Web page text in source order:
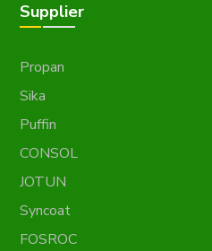
Supplier
Propan
Sika
Puffin
CONSOL
JOTUN
Syncoat
FOSROC